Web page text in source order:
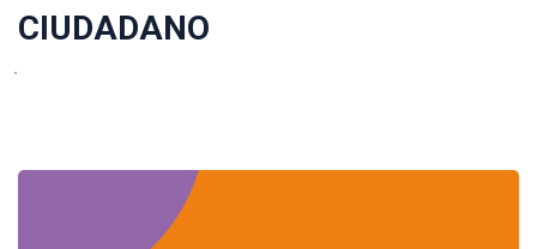
CIUDADANO